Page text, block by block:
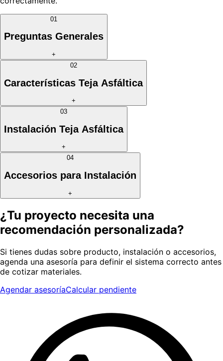
01
Preguntas Generales
+
02
Características Teja Asfáltica
+
03
Instalación Teja Asfáltica
+
04
Accesorios para Instalación
+
¿Tu proyecto necesita una
recomendación personalizada?
Si tienes dudas sobre producto, instalación o accesorios,
agenda una asesoría para definir el sistema correcto antes
de cotizar materiales.
Agendar asesoríaCalcular pendiente